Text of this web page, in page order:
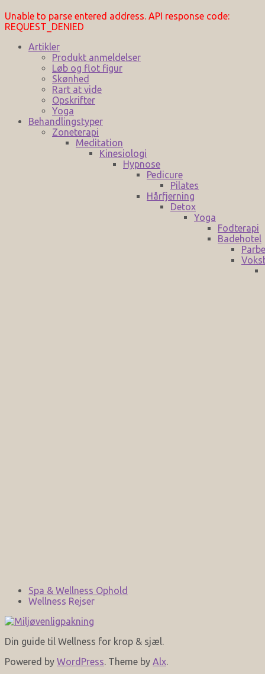
Unable to parse entered address. API response code:
REQUEST_DENIED
Artikler
Produkt anmeldelser
Løb og flot figur
Skønhed
Rart at vide
Opskrifter
Yoga
Behandlingstyper
Zoneterapi
Meditation
Kinesiologi
Hypnose
Pedicure
Pilates
Hårfjerning
Detox
Yoga
Fodterapi
Badehotel
Spa & Wellness Ophold
Wellness Rejser
Din guide til Wellness for krop & sjæl.
Powered by WordPress . Theme by Alx